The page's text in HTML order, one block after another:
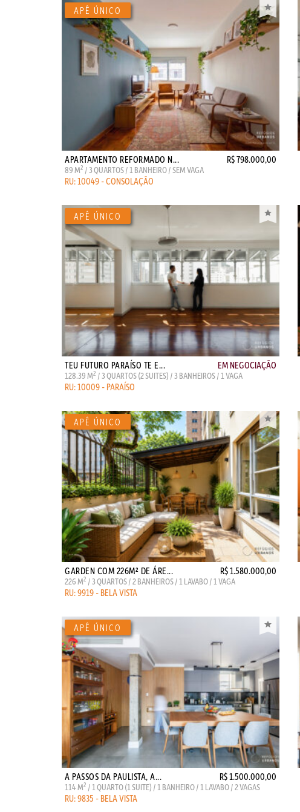
APARTAMENTO REFORMADO N... R$ 798.000,00
89 M2 / 3 QUARTOS / 1 BANHEIRO / SEM VAGA
RU: 10049 - CONSOLAÇÃO
TEU FUTURO PARAÍSO TE E... EM NEGOCIAÇÃO
128.39 M2 / 3 QUARTOS (2 SUITES) / 3 BANHEIROS / 1 VAGA
RU: 10009 - PARAÍSO
GARDEN COM 226M² DE ÁRE... R$ 1.580.000,00
226 M2 / 3 QUARTOS / 2 BANHEIROS / 1 LAVABO / 1 VAGA
RU: 9919 - BELA VISTA
A PASSOS DA PAULISTA, A... R$ 1.500.000,00
114 M2 / 1 QUARTO (1 SUITE) / 1 BANHEIRO / 1 LAVABO / 2 VAGAS
RU: 9835 - BELA VISTA